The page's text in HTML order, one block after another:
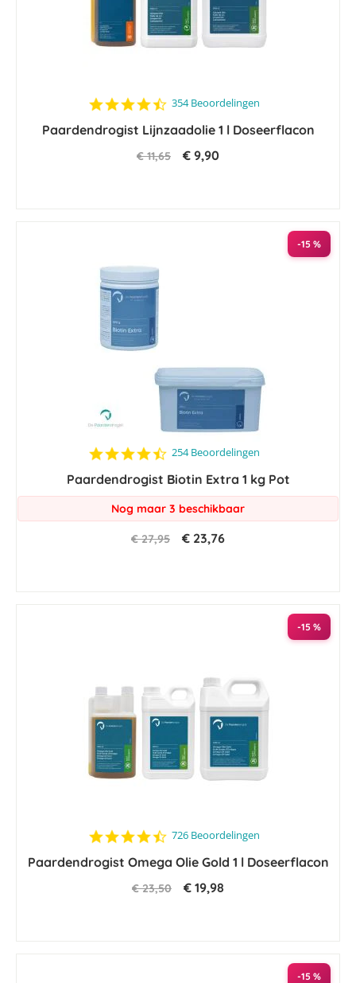
4.6
rating
354 Beoordelingen
Paardendrogist Lijnzaadolie 1 l Doseerflacon
€ 11,65 € 9,90
-15 %
4.4
rating
254 Beoordelingen
Paardendrogist Biotin Extra 1 kg Pot
Nog maar 3 beschikbaar
€ 27,95 € 23,76
-15 %
4.7
rating
726 Beoordelingen
Paardendrogist Omega Olie Gold 1 l Doseerflacon
€ 23,50 € 19,98
-15 %